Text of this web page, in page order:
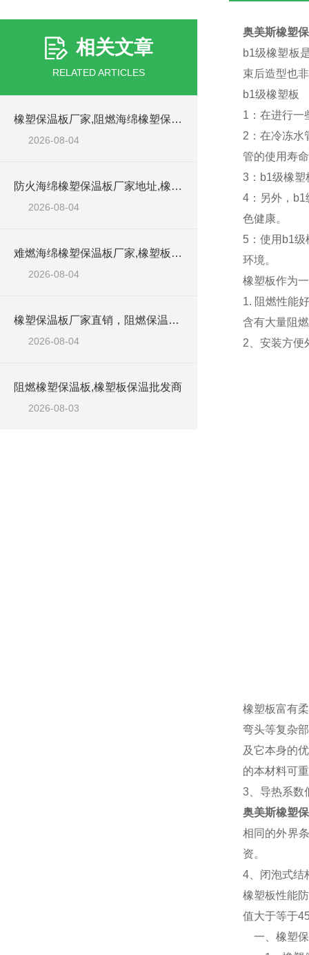
相关文章
RELATED ARTICLES
橡塑保温板厂家,阻燃海绵橡塑保温板厂家出售
2026-08-04
防火海绵橡塑保温板厂家地址,橡塑批发商
2026-08-04
难燃海绵橡塑保温板厂家,橡塑板阻燃保温棉
2026-08-04
橡塑保温板厂家直销，阻燃保温橡塑板材
2026-08-04
阻燃橡塑保温板,橡塑板保温批发商
2026-08-03
奥美斯橡塑
b1级橡塑板
束后造型也
b1级橡塑板
1：在进行一
2：在冷冻水
管的使用寿
3：b1级橡塑
4：另外，b1
色健康。
5：使用b1
环境。
橡塑板作为
1. 阻燃性能好
含有大量阻
2、安装方便
橡塑板富有
弯头等复杂
及它本身的
的本材料可
3、导热系数
奥美斯橡塑
相同的外界
资。
4、闭泡式结
橡塑板性能
值大于等于
一、橡塑保